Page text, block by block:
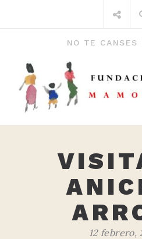
NO TE CANSES
12 febrero,